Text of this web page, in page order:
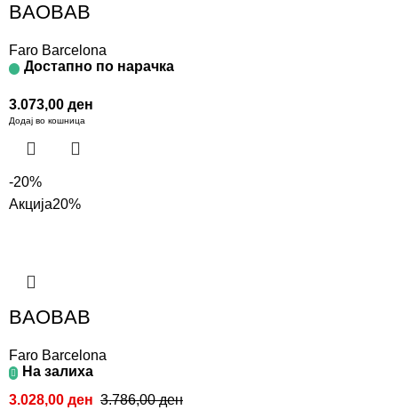
BAOBAB
Faro Barcelona
Достапно по нарачка
3.073,00 ден
Додај во кошница
-20%
Акција20%
BAOBAB
Faro Barcelona
На залиха
3.786,00ден
3.028,00 ден